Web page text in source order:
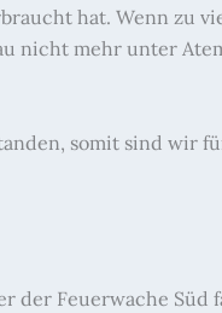
hat. Wenn zu
nicht mehr unter
somit sind wir
der Feuerwache Süd